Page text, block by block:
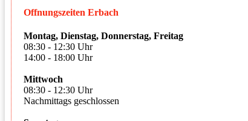
Offnungszeiten Erbach
Montag, Dienstag, Donnerstag, Freitag
08:30 - 12:30 Uhr
14:00 - 18:00 Uhr
Mittwoch
08:30 - 12:30 Uhr
Nachmittags geschlossen